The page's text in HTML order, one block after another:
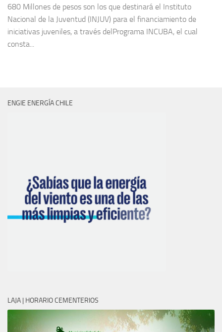
680 Millones de pesos son los que destinará el Instituto
Nacional de la Juventud (INJUV) para el financiamiento de
iniciativas juveniles, a través delPrograma INCUBA, el cual
consta...
ENGIE ENERGÍA CHILE
LAJA | HORARIO CEMENTERIOS